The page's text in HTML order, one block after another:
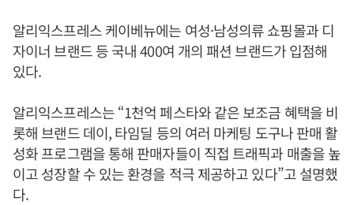
알리익스프레스 케이베뉴에는 여성·남성의류 쇼핑몰과 디
자이너 브랜드 등 국내 400여 개의 패션 브랜드가 입점해
있다.
알리익스프레스는 “1천억 페스타와 같은 보조금 혜택을 비
롯해 브랜드 데이, 타임딜 등의 여러 마케팅 도구나 판매 활
성화 프로그램을 통해 판매자들이 직접 트래픽과 매출을 높
이고 성장할 수 있는 환경을 적극 제공하고 있다”고 설명했
다.